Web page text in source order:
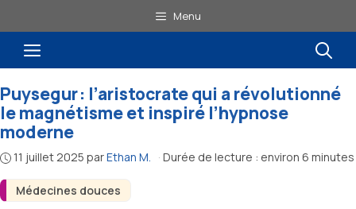
au
contenu
Menu
Menu
Médecines douces
Puysegur : l’aristocrate qui a révolutionné
le magnétisme et inspiré l’hypnose
moderne
11 juillet 2025 parEthan M. · Durée de lecture : environ 6 minutes